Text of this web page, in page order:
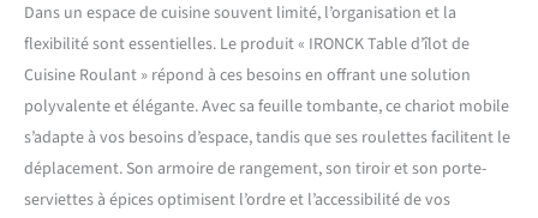
Dans un espace de cuisine souvent limité, l’organisation et la
flexibilité sont essentielles. Le produit « IRONCK Table d’îlot de
Cuisine Roulant » répond à ces besoins en offrant une solution
polyvalente et élégante. Avec sa feuille tombante, ce chariot mobile
s’adapte à vos besoins d’espace, tandis que ses roulettes facilitent le
déplacement. Son armoire de rangement, son tiroir et son porte-
serviettes à épices optimisent l’ordre et l’accessibilité de vos